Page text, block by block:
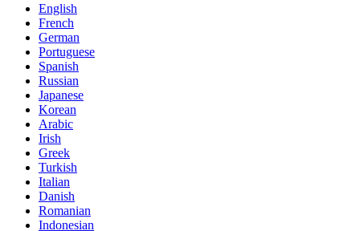
English
French
German
Portuguese
Spanish
Russian
Japanese
Korean
Arabic
Irish
Greek
Turkish
Italian
Danish
Romanian
Indonesian